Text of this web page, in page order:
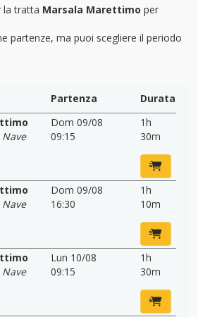
la tratta Marsala Marettimo per
partenze, ma puoi scegliere il periodo
Partenza
Durata
Nave
Dom 09/08
09:15
1h
30m
Nave
Dom 09/08
16:30
1h
10m
Nave
Lun 10/08
09:15
1h
30m